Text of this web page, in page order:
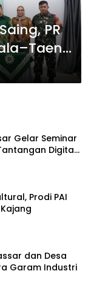
PR
Gelar Seminar
Digital
Prodi PAI
dan Desa
Garam Industri